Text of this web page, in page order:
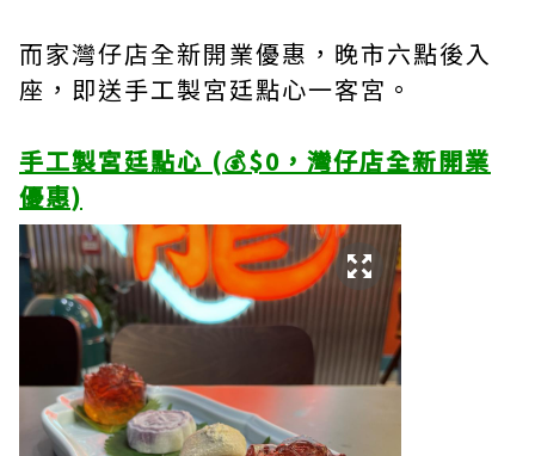
而家灣仔店全新開業優惠，晚市六點後入
座，即送手工製宮廷點心一客宮。
手工製宮廷點心 (💰$0，灣仔店全新開業
優惠)